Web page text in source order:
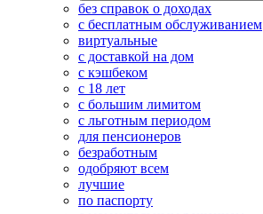
без справок о доходах
с бесплатным обслуживанием
виртуальные
с доставкой на дом
с кэшбеком
с 18 лет
с большим лимитом
с льготным периодом
для пенсионеров
безработным
одобряют всем
лучшие
по паспорту